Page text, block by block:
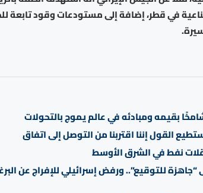
في قطر، إضافة إلى مستودعات وقود تابعة
بقيمه ومبادئه في عالم يموج بالتحولات
القول إننا اقتربنا من التوصل إلى اتفاق
نفط في الشرق الأوسط
“جاهزة للتوقيع”.. ورفض إسرائيلي للإفراج عن